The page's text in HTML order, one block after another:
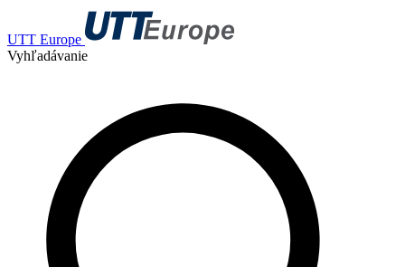
UTT Europe
Vyhľadávanie